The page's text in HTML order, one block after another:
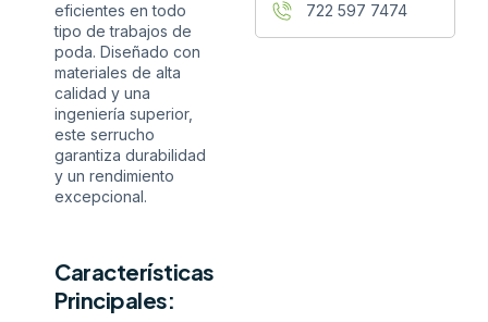
eficientes en todo
tipo de trabajos de
poda. Diseñado con
materiales de alta
calidad y una
ingeniería superior,
este serrucho
garantiza durabilidad
y un rendimiento
excepcional.
Características
Principales:
722 597 7474